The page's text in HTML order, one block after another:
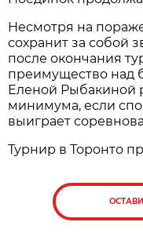
Несмотря на
сохранит за собой
после окончания
преимущество над
Еленой Рыбакиной
минимума, если
выиграет
Турнир в Торонто